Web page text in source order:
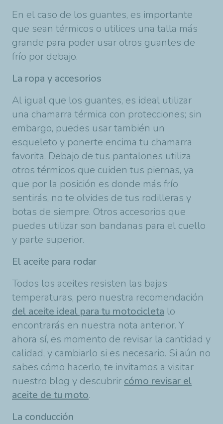
En el caso de los guantes, es importante
que sean térmicos o utilices una talla más
grande para poder usar otros guantes de
frío por debajo.
La ropa y accesorios
Al igual que los guantes, es ideal utilizar
una chamarra térmica con protecciones; sin
embargo, puedes usar también un
esqueleto y ponerte encima tu chamarra
favorita. Debajo de tus pantalones utiliza
otros térmicos que cuiden tus piernas, ya
que por la posición es donde más frío
sentirás, no te olvides de tus rodilleras y
botas de siempre. Otros accesorios que
puedes utilizar son bandanas para el cuello
y parte superior.
El aceite para rodar
Todos los aceites resisten las bajas
temperaturas, pero nuestra recomendación
del aceite ideal para tu motocicleta lo
encontrarás en nuestra nota anterior. Y
ahora sí, es momento de revisar la cantidad y
calidad, y cambiarlo si es necesario. Si aún no
sabes cómo hacerlo, te invitamos a visitar
nuestro blog y descubrir cómo revisar el
aceite de tu moto.
La conducción